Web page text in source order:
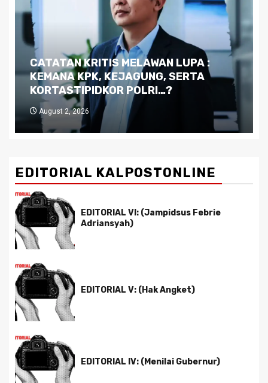
Dilema Kaltim di Tengah Krisis:
Kutukan Sumber Daya Alam dan
Pemimpin yang Tak Kreatif
July 29, 2026
EDITORIAL KALPOSTONLINE
EDITORIAL VI: (Jampidsus Febrie
Adriansyah)
EDITORIAL V: (Hak Angket)
EDITORIAL IV: (Menilai Gubernur)